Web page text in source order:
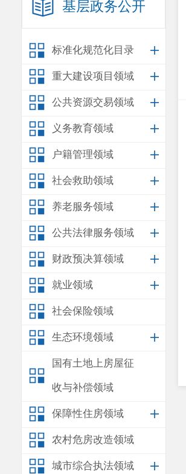
基层政务公开
标准化规范化目录
重大建设项目领域
公共资源交易领域
义务教育领域
户籍管理领域
社会救助领域
养老服务领域
公共法律服务领域
财政预决算领域
就业领域
社会保险领域
生态环境领域
国有土地上房屋征
收与补偿领域
保障性住房领域
农村危房改造领域
城市综合执法领域